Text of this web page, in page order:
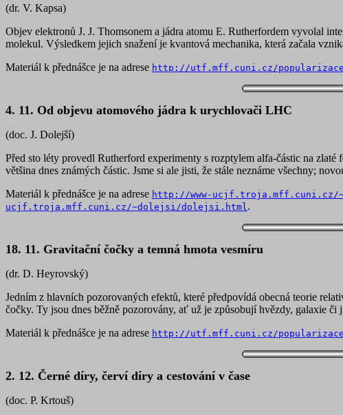
(dr. V. Kapsa)
Objev elektronů J. J. Thomsonem a jádra atomu E. Rutherfordem vyvolal
molekul. Výsledkem jejich snažení je kvantová mechanika, která začala
Materiál k přednášce je na adrese http://utf.mff.cuni.cz/popularizace/
4. 11. Od objevu atomového jádra k urychlovači LHC
(doc. J. Dolejší)
Před sto léty provedl Rutherford experimenty s rozptylem alfa-částic na
většina dnes známých částic. Jsme si ale jisti, že stále neznáme všechny;
Materiál k přednášce je na adrese http://www-ucjf.troja.mff.cuni.cz/
ucjf.troja.mff.cuni.cz/~dolejsi/dolejsi.html.
18. 11. Gravitační čočky a temná hmota vesmíru
(dr. D. Heyrovský)
Jedním z hlavních pozorovaných efektů, které předpovídá obecná teorie
čočky. Ty jsou dnes běžně pozorovány, ať už je způsobují hvězdy, galaxie
Materiál k přednášce je na adrese http://utf.mff.cuni.cz/popularizace/
2. 12. Černé díry, červí díry a cestování v čase
(doc. P. Krtouš)